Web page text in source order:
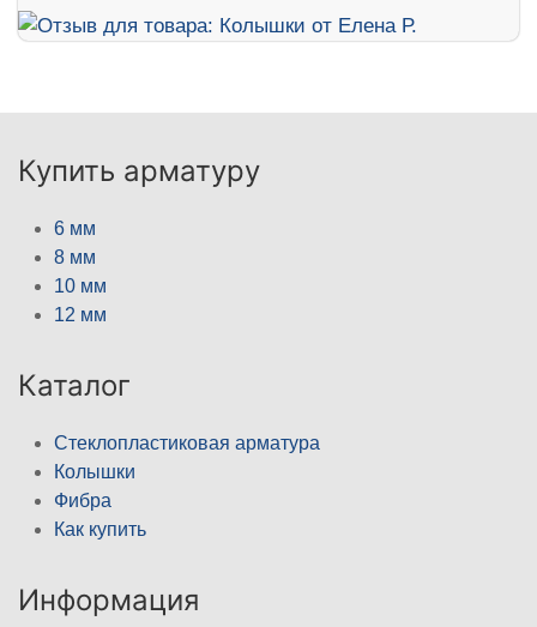
Купить арматуру
6 мм
8 мм
10 мм
12 мм
Каталог
Стеклопластиковая арматура
Колышки
Фибра
Как купить
Информация